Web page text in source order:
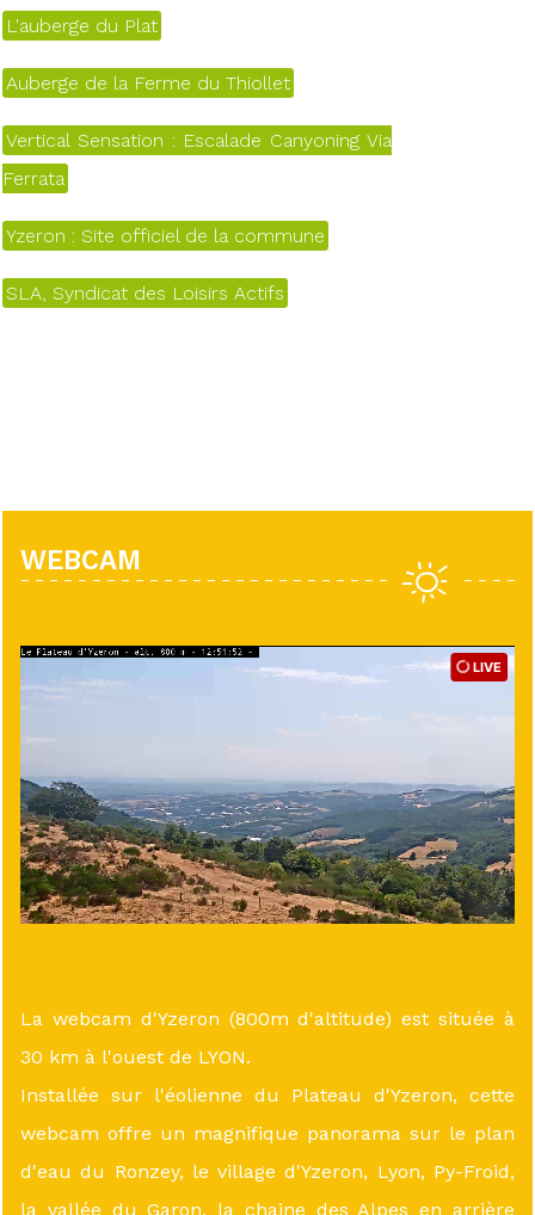
L'auberge du Plat
Auberge de la Ferme du Thiollet
Vertical Sensation : Escalade Canyoning Via
Ferrata
Yzeron : Site officiel de la commune
SLA, Syndicat des Loisirs Actifs
WEBCAM
La webcam d'Yzeron (800m d'altitude) est située à
30 km à l'ouest de LYON.
Installée sur l'éolienne du Plateau d'Yzeron, cette
webcam offre un magnifique panorama sur le plan
d'eau du Ronzey, le village d'Yzeron, Lyon, Py-Froid,
la vallée du Garon, la chaine des Alpes en arrière